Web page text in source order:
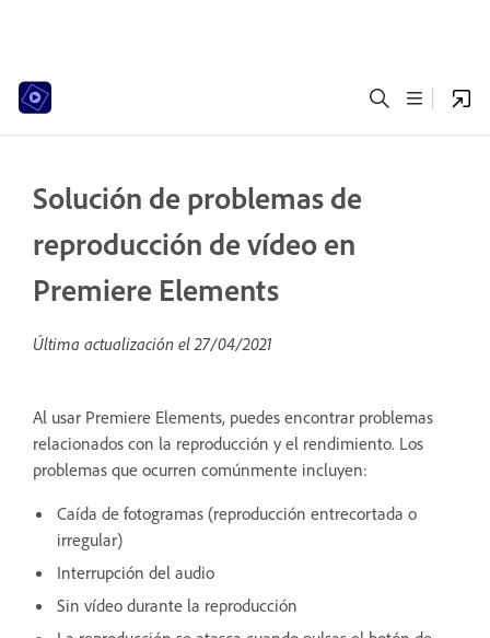
Solución de problemas de
reproducción de vídeo en
Premiere Elements
Última actualización el27/04/2021
Al usar Premiere Elements, puedes encontrar problemas
relacionados con la reproducción y el rendimiento. Los
problemas que ocurren comúnmente incluyen:
Caída de fotogramas (reproducción entrecortada o
irregular)
Interrupción del audio
Sin vídeo durante la reproducción